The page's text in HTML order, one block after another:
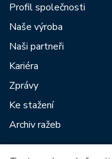
Profil společnosti
Naše výroba
Naši partneři
Kariéra
Zprávy
Ke stažení
Archiv ražeb